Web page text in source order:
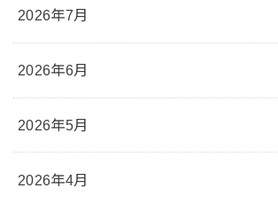
2026年7月
2026年6月
2026年5月
2026年4月